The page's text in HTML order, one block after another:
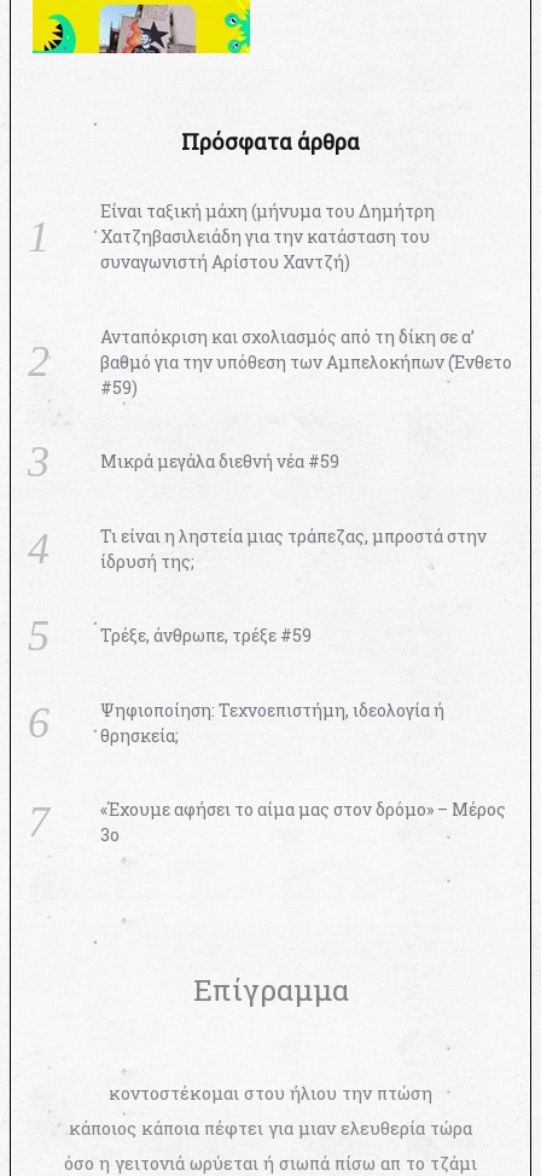
Πρόσφατα άρθρα
Είναι ταξική μάχη (μήνυμα του Δημήτρη
Χατζηβασιλειάδη για την κατάσταση του
συναγωνιστή Αρίστου Χαντζή)
Ανταπόκριση και σχολιασμός από τη δίκη σε α’
βαθμό για την υπόθεση των Αμπελοκήπων (Ένθετο
#59)
Μικρά μεγάλα διεθνή νέα #59
Τι είναι η ληστεία μιας τράπεζας, μπροστά στην
ίδρυσή της;
Τρέξε, άνθρωπε, τρέξε #59
Ψηφιοποίηση: Τεχνοεπιστήμη, ιδεολογία ή
θρησκεία;
«Έχουμε αφήσει το αίμα μας στον δρόμο» – Μέρος
3ο
Επίγραμμα
κοντοστέκομαι στου ήλιου την πτώση
κάποιος κάποια πέφτει για μιαν ελευθερία τώρα
όσο η γειτονιά ωρύεται ή σιωπά πίσω απ το τζάμι